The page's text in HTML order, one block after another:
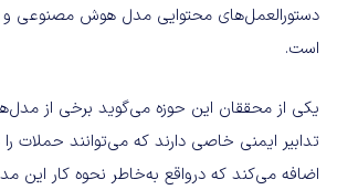
دستورالعمل‌های محتوایی مدل هوش مصنوعی و
است.
یکی از محققان این حوزه می‌گوید برخی از
تدابیر ایمنی خاصی دارند که می‌توانند حملات
اضافه می‌کند که درواقع به‌خاطر نحوه کار این